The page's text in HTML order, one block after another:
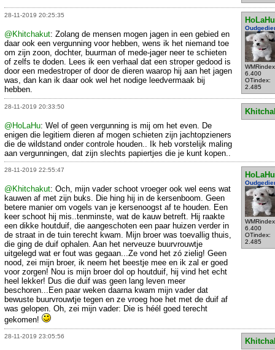
28-11-2019 20:25:35
HoLaHu
6.400
OTindex:
2.485
@Khitchakut: Zolang de mensen mogen jagen in een gebied en
daar ook een vergunning voor hebben, wens ik het niemand toe
om zijn zoon, dochter, buurman of mede-jager neer te schieten
of zelfs te doden. Lees ik een verhaal dat een stroper gedood is
door een medestroper of door de dieren waarop hij aan het jagen
was, dan kan ik daar ook wel het nodige leedvermaak bij
hebben.
28-11-2019 20:33:50
@HoLaHu: Wel of geen vergunning is mij om het even. De
enigen die legitiem dieren af mogen schieten zijn jachtopzieners
die de wildstand onder controle houden.. Ik heb vorstelijk maling
aan vergunningen, dat zijn slechts papiertjes die je kunt kopen..
28-11-2019 22:55:47
HoLaHu
6.400
OTindex:
2.485
@Khitchakut: Och, mijn vader schoot vroeger ook wel eens wat
kauwen af met zijn buks. Die hing hij in de kersenboom. Geen
betere manier om vogels van je kersenoogst af te houden. Een
keer schoot hij mis..tenminste, wat de kauw betreft. Hij raakte
een dikke houtduif, die aangeschoten een paar huizen verder in
de straat in de tuin terecht kwam. Mijn broer was toevallig thuis,
die ging de duif ophalen. Aan het nerveuze buurvrouwtje
uitgelegd wat er fout was gegaan...Ze vond het zó zielig! Geen
nood, zei mijn broer, ik neem het beestje mee en ik zal er goed
voor zorgen! Nou is mijn broer dol op houtduif, hij vind het echt
heel lekker! Dus die duif was geen lang leven meer
beschoren...Een paar weken daarna kwam mijn vader dat
bewuste buurvrouwtje tegen en ze vroeg hoe het met de duif af
was gelopen. Oh, zei mijn vader: Die is héél goed terecht
gekomen!
28-11-2019 23:05:56